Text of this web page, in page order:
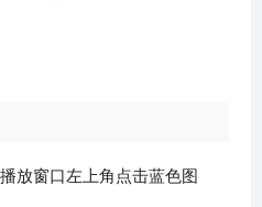
放窗口左上角点击蓝色图